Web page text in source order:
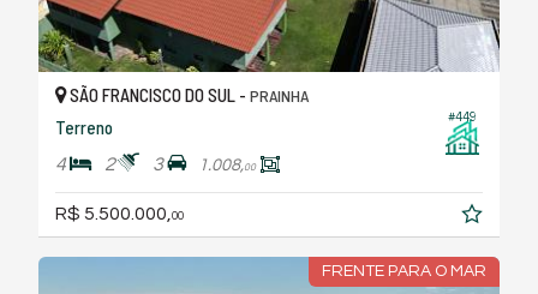
#449
SÃO FRANCISCO DO SUL - PRAINHA
Terreno
4 2 3 1.008,00
R$ 5.500.000,00
FRENTE PARA O MAR